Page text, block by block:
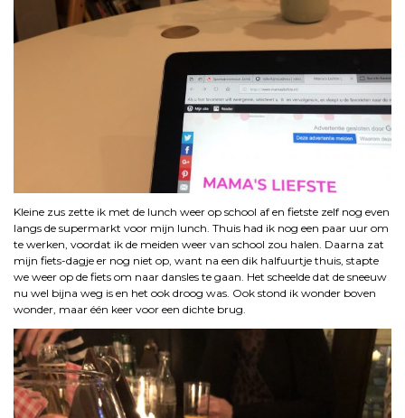
Kleine zus zette ik met de lunch weer op school af en fietste zelf nog even
langs de supermarkt voor mijn lunch. Thuis had ik nog een paar uur om
te werken, voordat ik de meiden weer van school zou halen. Daarna zat
mijn fiets-dagje er nog niet op, want na een dik halfuurtje thuis, stapte
we weer op de fiets om naar dansles te gaan. Het scheelde dat de sneeuw
nu wel bijna weg is en het ook droog was. Ook stond ik wonder boven
wonder, maar één keer voor een dichte brug.